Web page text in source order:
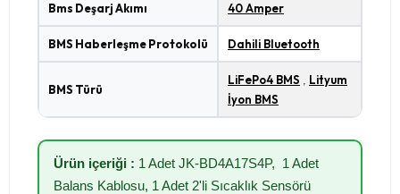
Bms Deşarj Akımı 40 Amper
BMS Haberleşme Protokolü Dahili Bluetooth
BMS Türü
LiFePo4 BMS
Lityum
İyon BMS
Ürün içeriği : 1 Adet JK-BD4A17S4P, 1 Adet
Balans Kablosu, 1 Adet 2'li Sıcaklık Sensörü